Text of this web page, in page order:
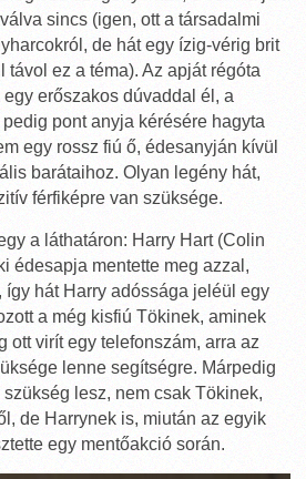
sincs (igen, ott a társadalmi
de hát egy ízig-vérig brit
távol ez a téma). Az apját régóta
erőszakos dúvaddal él, a
pont anyja kérésére hagyta
egy rossz fiú ő, édesanyján kívül
barátaihoz. Olyan legény hát,
férfiképre van szüksége.
a láthatáron: Harry Hart (Colin
édesapja mentette meg azzal,
így hát Harry adóssága jeléül egy
a még kisfiú Tökinek, aminek
ott virít egy telefonszám, arra az
lenne segítségre. Márpedig
lesz, nem csak Tökinek,
de Harrynek is, miután az egyik
egy mentőakció során.